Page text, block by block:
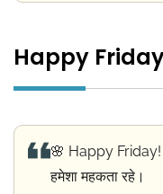
Happy
🌸 Happy Friday!
हमेशा महकता रहे।